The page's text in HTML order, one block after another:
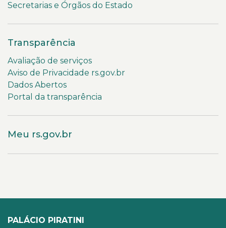
Secretarias e Órgãos do Estado
Transparência
Avaliação de serviços
Aviso de Privacidade rs.gov.br
Dados Abertos
Portal da transparência
Meu rs.gov.br
PALÁCIO PIRATINI